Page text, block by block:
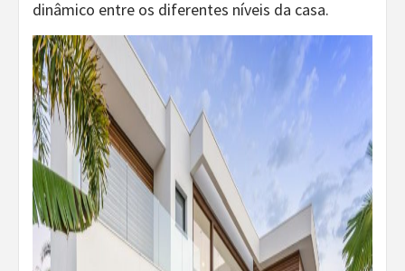
dinâmico entre os diferentes níveis da casa.